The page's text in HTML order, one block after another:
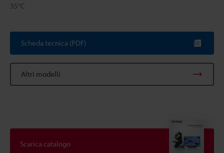
35°C
Scheda tecnica (PDF)
Altri modelli
Scarica catalogo